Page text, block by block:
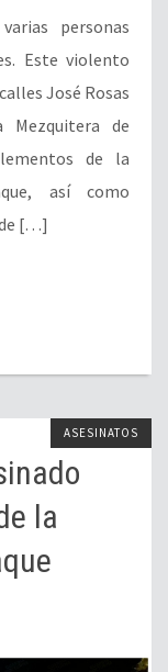
personas
Este violento
José Rosas
de
de la
así como
[…]
ASESINATOS
la